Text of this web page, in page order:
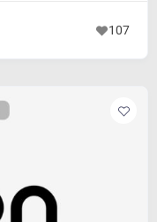
107